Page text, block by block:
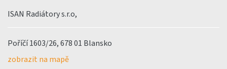
ISAN Radiátory s.r.o,
Poříčí 1603/26, 678 01 Blansko
zobrazit na mapě